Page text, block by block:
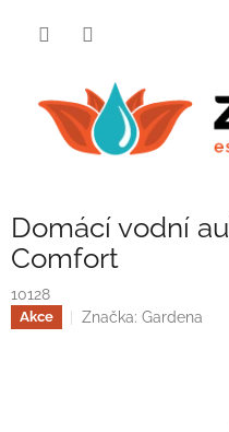
Domácí vodní
Comfort
10128
Akce Značka: Gardena